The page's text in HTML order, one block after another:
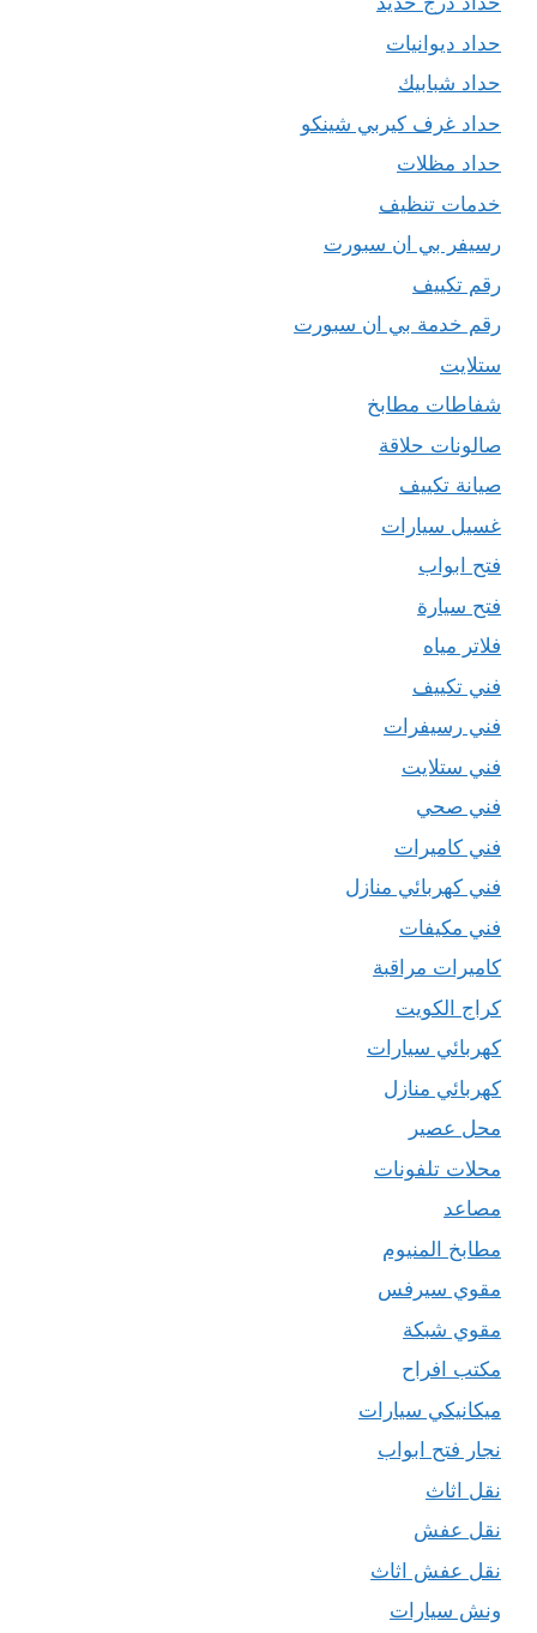
حداد ديوانيات
حداد شبابيك
حداد غرف كيربي شينكو
حداد مظلات
خدمات تنظيف
رسيفر بي ان سبورت
رقم تكييف
رقم خدمة بي ان سبورت
ستلايت
شفاطات مطابخ
صالونات حلاقة
صيانة تكييف
غسيل سيارات
فتح ابواب
فتح سيارة
فلاتر مياه
فني تكييف
فني رسيفرات
فني ستلايت
فني صحي
فني كاميرات
فني كهربائي منازل
فني مكيفات
كاميرات مراقبة
كراج الكويت
كهربائي سيارات
كهربائي منازل
محل عصير
محلات تلفونات
مصاعد
مطابخ المنيوم
مقوي سيرفس
مقوي شبكة
مكتب افراح
ميكانيكي سيارات
نجار فتح ابواب
نقل اثاث
نقل عفش
نقل عفش اثاث
ونش سيارات